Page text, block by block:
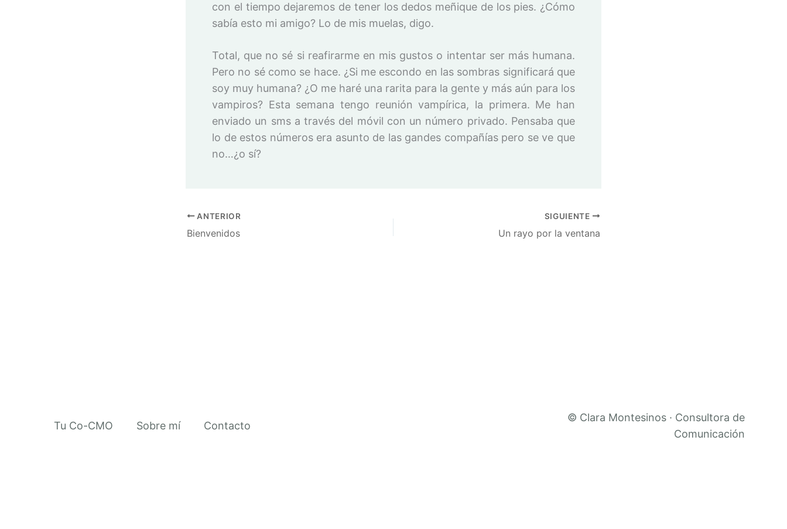
con el tiempo dejaremos de tener los dedos meñique de los pies. ¿Cómo
sabía esto mi amigo? Lo de mis muelas, digo.
Total, que no sé si reafirarme en mis gustos o intentar ser más humana.
Pero no sé como se hace. ¿Si me escondo en las sombras significará que
soy muy humana? ¿O me haré una rarita para la gente y más aún para los
vampiros? Esta semana tengo reunión vampírica, la primera. Me han
enviado un sms a través del móvil con un número privado. Pensaba que
lo de estos números era asunto de las gandes compañías pero se ve que
no…¿o sí?
ANTERIOR
Bienvenidos
SIGUIENTE
Un rayo por la ventana
Tu Co-CMO Sobre mí Contacto
© Clara Montesinos · Consultora de
Comunicación